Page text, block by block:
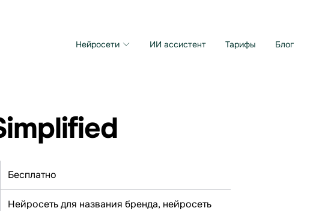
Нейросети ИИ ассистент Тарифы Блог
Бесплатно
Нейросеть для названия бренда, нейросеть